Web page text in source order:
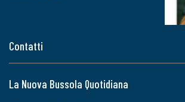
Contatti
La Nuova Bussola Quotidiana